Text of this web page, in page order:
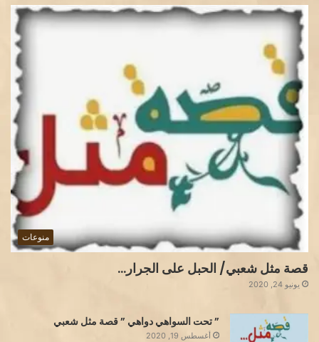
منوعات
قصة مثل شعبي/ الحبل على الجرار…
يونيو 24, 2020
” تحت السواهي دواهي ” قصة مثل شعبي
أغسطس 19, 2020